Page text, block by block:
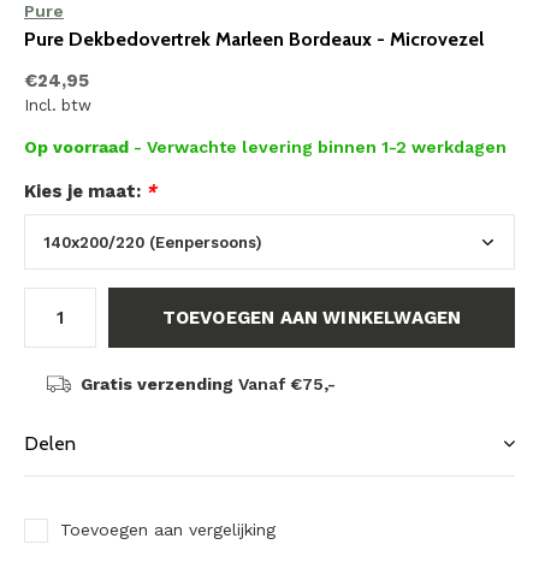
Pure
Pure Dekbedovertrek Marleen Bordeaux - Microvezel
€24,95
Incl. btw
Op voorraad - Verwachte levering binnen 1-2 werkdagen
Kies je maat: *
TOEVOEGEN AAN WINKELWAGEN
Gratis verzending Vanaf €75,-
Delen
Toevoegen aan vergelijking